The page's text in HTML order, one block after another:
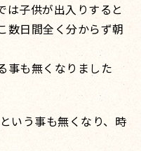
は子供が出入りすると
数日間全く分からず朝
事も無くなりました
いう事も無くなり、時